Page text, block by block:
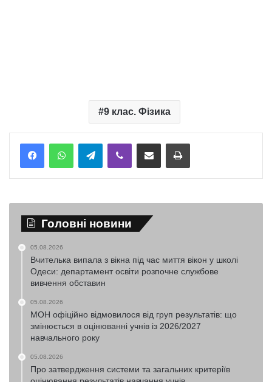
9 клас. Фізика
TelegramViber Надіслати електронною поштоюНадрукувати
Головні новини
05.08.2026
Вчителька випала з вікна під час миття вікон у школі
Одеси: департамент освіти розпочне службове
вивчення обставин
05.08.2026
МОН офіційно відмовилося від груп результатів: що
змінюється в оцінюванні учнів із 2026/2027
навчального року
05.08.2026
Про затвердження системи та загальних критеріїв